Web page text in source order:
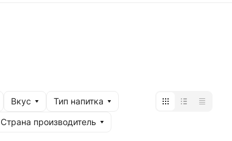
Вкус
Тип напитка
Страна производитель